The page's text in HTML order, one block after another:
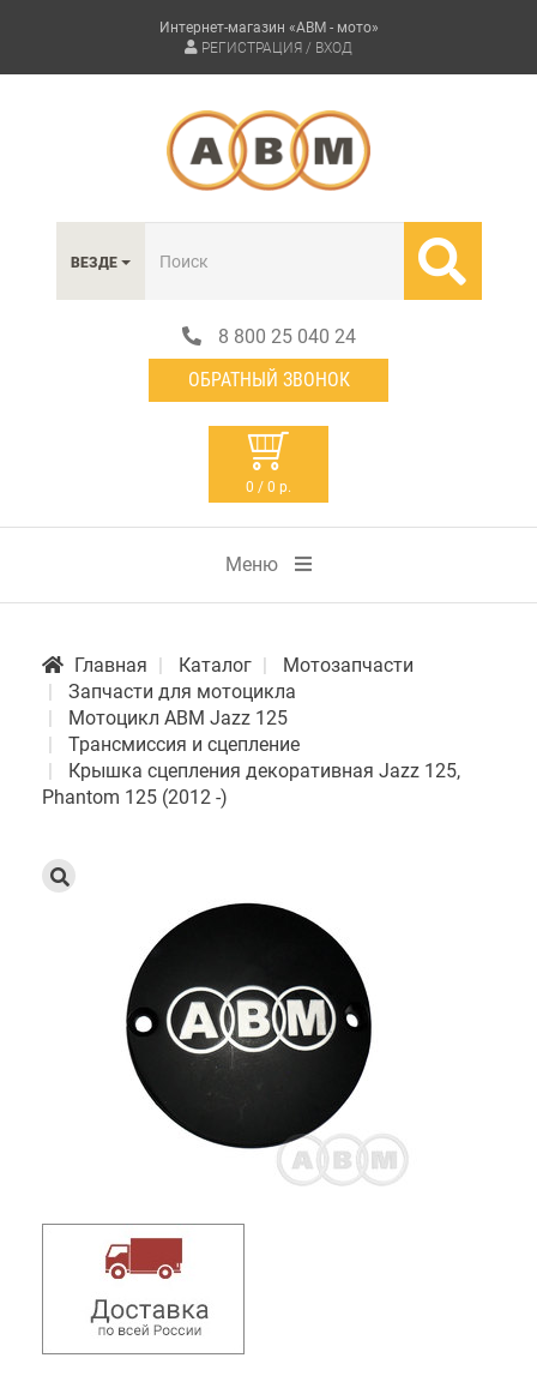
Интернет-магазин «АВМ - мото»
РЕГИСТРАЦИЯ / ВХОД
ВЕЗДЕ
8 800 25 040 24
ОБРАТНЫЙ ЗВОНОК
0 / 0 р.
Меню
Главная Каталог
Мотозапчасти
Запчасти для мотоцикла
Мотоцикл АВМ Jazz 125
Трансмиссия и сцепление
Крышка сцепления декоративная Jazz 125,
Phantom 125 (2012 -)